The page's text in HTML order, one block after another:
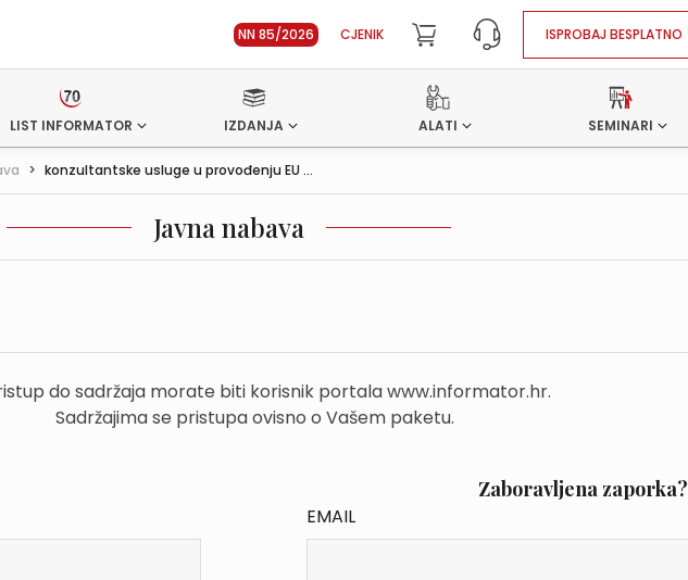
NN 85/2026 CJENIK ISPROBAJ BESPLATNO
LIST INFORMATOR IZDANJA ALATI SEMINARI
> konzultantske usluge u provođenju EU ...
Javna nabava
do sadržaja morate biti korisnik portala www.informator.hr.
Sadržajima se pristupa ovisno o Vašem paketu.
Zaboravljena zaporka?
EMAIL